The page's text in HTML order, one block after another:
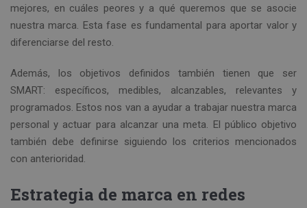
mejores, en cuáles peores y a qué queremos que se asocie
nuestra marca. Esta fase es fundamental para aportar valor y
diferenciarse del resto.
Además, los objetivos definidos también tienen que ser
SMART: específicos, medibles, alcanzables, relevantes y
programados. Estos nos van a ayudar a trabajar nuestra marca
personal y actuar para alcanzar una meta. El público objetivo
también debe definirse siguiendo los criterios mencionados
con anterioridad.
Estrategia de marca en redes